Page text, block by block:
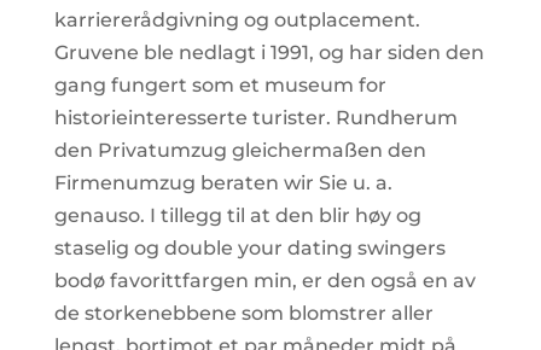
karriererådgivning og outplacement.
Gruvene ble nedlagt i 1991, og har siden den
gang fungert som et museum for
historieinteresserte turister. Rundherum
den Privatumzug gleichermaßen den
Firmenumzug beraten wir Sie u. a.
genauso. I tillegg til at den blir høy og
staselig og double your dating swingers
bodø favorittfargen min, er den også en av
de storkenebbene som blomstrer aller